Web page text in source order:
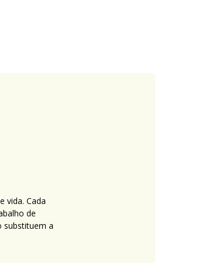
vida. Cada
de
substituem a